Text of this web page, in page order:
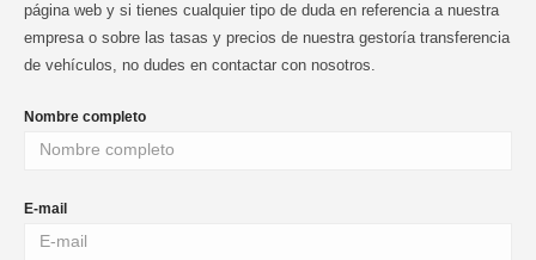
página web y si tienes cualquier tipo de duda en referencia a nuestra
empresa o sobre las tasas y precios de nuestra gestoría transferencia
de vehículos, no dudes en contactar con nosotros.
Nombre completo
E-mail